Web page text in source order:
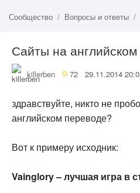
Сообщество Вопросы и ответы
Сайты на английском
killerben 72 29.11.2014
здравствуйте, никто не
английском переводе?
Вот к примеру исходник:
Vainglory – лучшая игра в